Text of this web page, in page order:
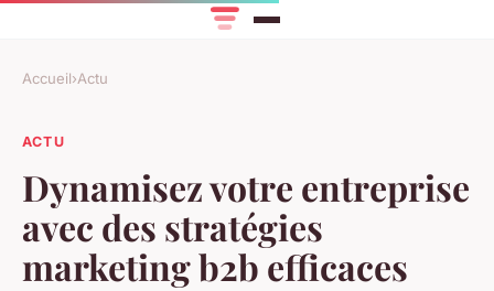
Accueil›Actu
ACTU
Dynamisez votre entreprise
avec des stratégies
marketing b2b efficaces